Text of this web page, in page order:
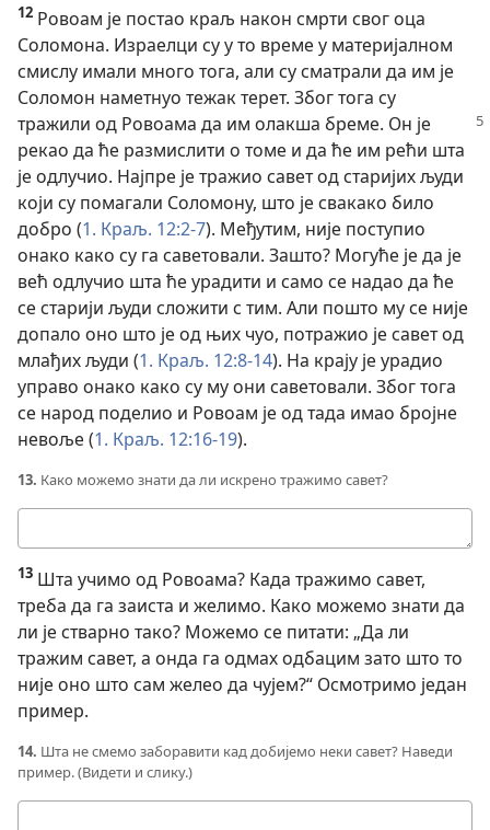
12 Ровоам је постао краљ након смрти свог оца
Соломона. Израелци су у то време у материјалном
смислу имали много тога, али су сматрали да им је
Соломон наметнуо тежак терет. Због тога су
тражили од Ровоама да им олакша бреме. Он је
рекао да ће размислити о томе и да ће им рећи шта
је одлучио. Најпре је тражио савет од старијих људи
који су помагали Соломону, што је свакако било
добро (1. Краљ. 12:2-7). Међутим, није поступио
онако како су га саветовали. Зашто? Могуће је да је
већ одлучио шта ће урадити и само се надао да ће
се старији људи сложити с тим. Али пошто му се није
допало оно што је од њих чуо, потражио је савет од
млађих људи (1. Краљ. 12:8-14). На крају је урадио
управо онако како су му они саветовали. Због тога
се народ поделио и Ровоам је од тада имао бројне
невоље (1. Краљ. 12:16-19).
13. Како можемо знати да ли искрено тражимо савет?
одговор
13 Шта учимо од Ровоама? Када тражимо савет,
треба да га заиста и желимо. Како можемо знати да
ли је стварно тако? Можемо се питати: „Да ли
тражим савет, а онда га одмах одбацим зато што то
није оно што сам желео да чујем?“ Осмотримо један
пример.
14. Шта не смемо заборавити кад добијемо неки савет? Наведи
пример. (Видети и слику.)